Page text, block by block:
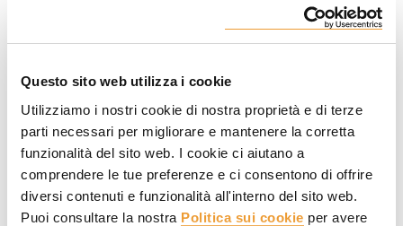
Questo sito web utilizza i cookie
Utilizziamo i nostri cookie di nostra proprietà e di terze
parti necessari per migliorare e mantenere la corretta
funzionalità del sito web. I cookie ci aiutano a
comprendere le tue preferenze e ci consentono di offrire
diversi contenuti e funzionalità all'interno del sito web.
Puoi consultare la nostra Politica sui cookie per avere